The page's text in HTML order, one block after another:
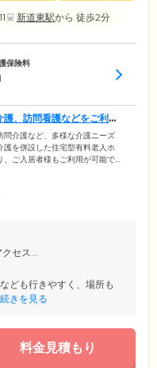
新道東駅から 徒歩2分
保険料
、訪問看護などをご利用
介護など、多様な介護ニーズ
護を併設した住宅型有料老人ホ
、ご入居者様もご利用が可能で
ごしいただけます。通所・訪
体制については、提携の医療
セス...
ども行きやすく、場所も
続きを見る
料金見積もり